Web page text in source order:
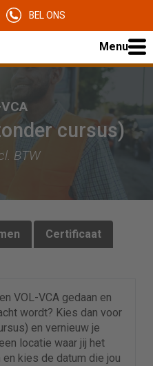
BEL ONS
Menu
cursus)
BTW
Certificaat
VOL-VCA gedaan en
wordt? Kies dan voor
en vernieuw je
locatie waar jij het
kies de datum die jou